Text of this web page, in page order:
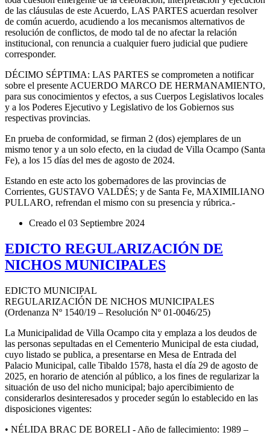
de las cláusulas de este Acuerdo, LAS PARTES acuerdan resolver
de común acuerdo, acudiendo a los mecanismos alternativos de
resolución de conflictos, de modo tal de no afectar la relación
institucional, con renuncia a cualquier fuero judicial que pudiere
corresponder.
DÉCIMO SÉPTIMA: LAS PARTES se comprometen a notificar
sobre el presente ACUERDO MARCO DE HERMANAMIENTO,
para sus conocimientos y efectos, a sus Cuerpos Legislativos locales
y a los Poderes Ejecutivo y Legislativo de los Gobiernos sus
respectivas provincias.
En prueba de conformidad, se firman 2 (dos) ejemplares de un
mismo tenor y a un solo efecto, en la ciudad de Villa Ocampo (Santa
Fe), a los 15 días del mes de agosto de 2024.
Estando en este acto los gobernadores de las provincias de
Corrientes, GUSTAVO VALDÉS; y de Santa Fe, MAXIMILIANO
PULLARO, refrendan el mismo con su presencia y rúbrica.-
Creado el 03 Septiembre 2024
EDICTO REGULARIZACIÓN DE
NICHOS MUNICIPALES
EDICTO MUNICIPAL
REGULARIZACIÓN DE NICHOS MUNICIPALES
(Ordenanza Nº 1540/19 – Resolución Nº 01-0046/25)
La Municipalidad de Villa Ocampo cita y emplaza a los deudos de
las personas sepultadas en el Cementerio Municipal de esta ciudad,
cuyo listado se publica, a presentarse en Mesa de Entrada del
Palacio Municipal, calle Tibaldo 1578, hasta el día 29 de agosto de
2025, en horario de atención al público, a los fines de regularizar la
situación de uso del nicho municipal; bajo apercibimiento de
considerarlos desinteresados y proceder según lo establecido en las
disposiciones vigentes:
• NÉLIDA BRAC DE BORELI - Año de fallecimiento: 1989 –